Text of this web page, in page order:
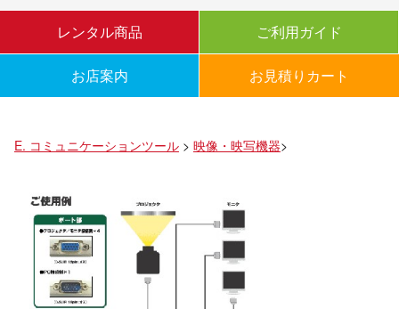
レンタル商品 ご利用ガイド
お店案内 お見積りカート
E. コミュニケーションツール> 映像・映写機器>